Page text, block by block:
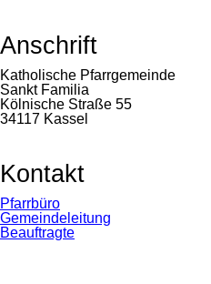
Anschrift
Katholische Pfarrgemeinde
Sankt Familia
Kölnische Straße 55
34117 Kassel
Kontakt
Navigation
überspringen
Pfarrbüro
Gemeindeleitung
Beauftragte